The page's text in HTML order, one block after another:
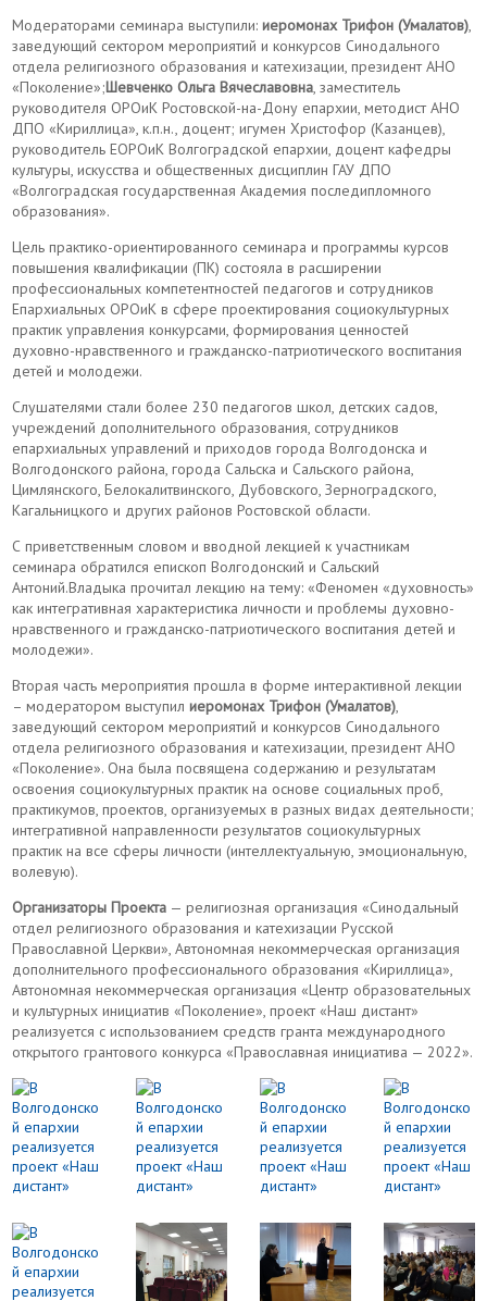
Модераторами семинара выступили:иеромонах Трифон (Умалатов),
заведующий сектором мероприятий и конкурсов Синодального
отдела религиозного образования и катехизации, президент АНО
«Поколение»;Шевченко Ольга Вячеславовна, заместитель
руководителя ОРОиК Ростовской-на-Дону епархии, методист АНО
ДПО «Кириллица», к.п.н., доцент; игумен Христофор (Казанцев),
руководитель ЕОРОиК Волгоградской епархии, доцент кафедры
культуры, искусства и общественных дисциплин ГАУ ДПО
«Волгоградская государственная Академия последипломного
образования».
Цель практико-ориентированного семинара и программы курсов
повышения квалификации (ПК) состояла в расширении
профессиональных компетентностей педагогов и сотрудников
Епархиальных ОРОиК в сфере проектирования социокультурных
практик управления конкурсами, формирования ценностей
духовно-нравственного и гражданско-патриотического воспитания
детей и молодежи.
Слушателями стали более 230 педагогов школ, детских садов,
учреждений дополнительного образования, сотрудников
епархиальных управлений и приходов города Волгодонска и
Волгодонского района, города Сальска и Сальского района,
Цимлянского, Белокалитвинского, Дубовского, Зерноградского,
Кагальницкого и других районов Ростовской области.
С приветственным словом и вводной лекцией к участникам
семинара обратился епископ Волгодонский и Сальский
Антоний.Владыка прочитал лекцию на тему: «Феномен «духовность»
как интегративная характеристика личности и проблемы духовно-
нравственного и гражданско-патриотического воспитания детей и
молодежи».
Вторая часть мероприятия прошла в форме интерактивной лекции
– модератором выступилиеромонах Трифон (Умалатов),
заведующий сектором мероприятий и конкурсов Синодального
отдела религиозного образования и катехизации, президент АНО
«Поколение». Она была посвящена содержанию и результатам
освоения социокультурных практик на основе социальных проб,
практикумов, проектов, организуемых в разных видах деятельности;
интегративной направленности результатов социокультурных
практик на все сферы личности (интеллектуальную, эмоциональную,
волевую).
Организаторы Проекта — религиозная организация «Синодальный
отдел религиозного образования и катехизации Русской
Православной Церкви», Автономная некоммерческая организация
дополнительного профессионального образования «Кириллица»,
Автономная некоммерческая организация «Центр образовательных
и культурных инициатив «Поколение», проект «Наш дистант»
реализуется с использованием средств гранта международного
открытого грантового конкурса «Православная инициатива — 2022».